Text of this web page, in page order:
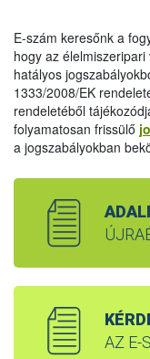
E-szám keresőnk a
hogy az
hatályos
1333/2008/EK
rendeletéből
folyamatosan frissülő
a jogszabályokban
AZ E-